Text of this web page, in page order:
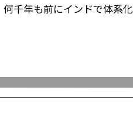
千年も前にインドで体系化